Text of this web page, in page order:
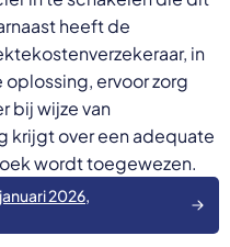
heeft de
in
ervoor zorg
bij wijze van
krijgt over een adequate
wordt toegewezen.
2026,